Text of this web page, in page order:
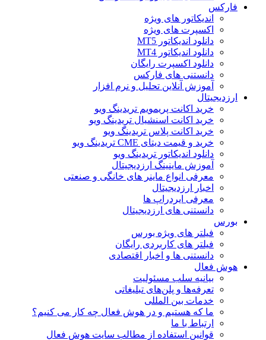
فارکس
اندیکاتور های ویژه
اکسپرت های ویژه
دانلود اندیکاتور MT5
دانلود اندیکاتور MT4
دانلود اکسپرت رایگان
دانستنی های فارکس
آموزش آنلاین تحلیل و نرم افزار
ارزدیجیتال
خرید اکانت پریمویم تریدینگ ویو
خرید اکانت اسنشیال تریدینگ ویو
خرید اکانت پلاس تریدینگ ویو
خرید و قیمت دیتای CME تریدینگ ویو
دانلود اندیکاتور تریدینگ ویو
آموزش ماینینگ ارزدیجیتال
معرفی انواع ماینر های خانگی و صنعتی
اخبار ارزدیجیتال
معرفی ایردراپ ها
دانستنی های ارزدیجیتال
بورس
فیلتر های ویژه بورس
فیلتر های کاربردی رایگان
دانستنی ها و اخبار اقتصادی
هوش فعال
بیانیه سلب مسئولیت
تعرفه‌ها و پلن‌های تبلیغاتی
خدمات بین المللی
ما که هستیم و در هوش فعال چه کار می کنیم؟
ارتباط با ما
قوانین استفاده از مطالب سایت هوش فعال